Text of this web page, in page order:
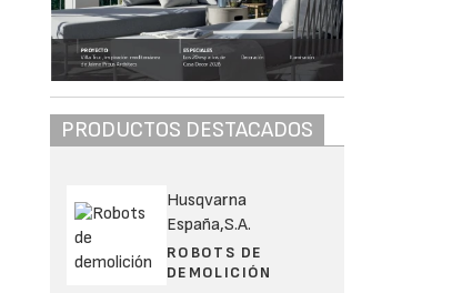
PRODUCTOS DESTACADOS
Husqvarna
España,S.A.
ROBOTS DE
DEMOLICIÓN